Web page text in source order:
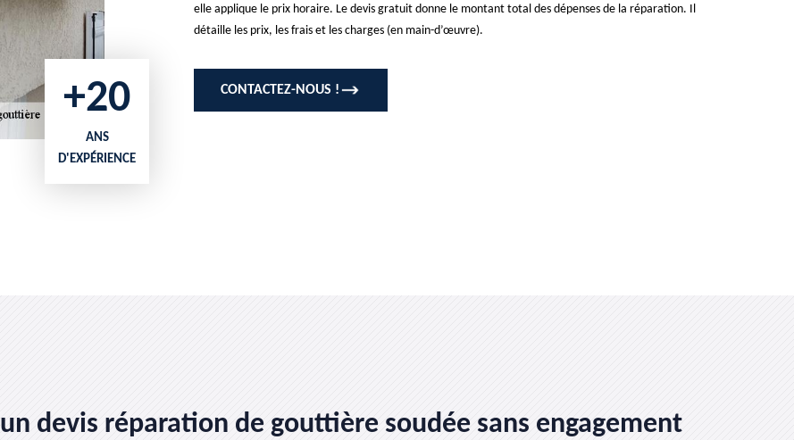
+20
ANS
D'EXPÉRIENCE
elle applique le prix horaire. Le devis gratuit donne le montant total des dépenses de la réparation. Il
détaille les prix, les frais et les charges (en main-d’œuvre).
CONTACTEZ-NOUS !
devis réparation de gouttière soudée sans engagement